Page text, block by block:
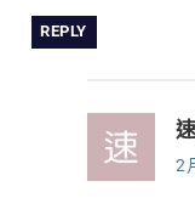
REPLY
2